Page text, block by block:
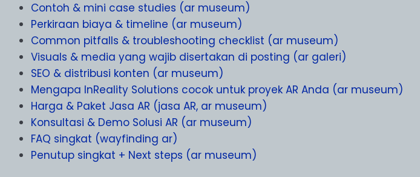
Contoh & mini case studies (ar museum)
Perkiraan biaya & timeline (ar museum)
Common pitfalls & troubleshooting checklist (ar museum)
Visuals & media yang wajib disertakan di posting (ar galeri)
SEO & distribusi konten (ar museum)
Mengapa InReality Solutions cocok untuk proyek AR Anda (ar museum)
Harga & Paket Jasa AR (jasa AR, ar museum)
Konsultasi & Demo Solusi AR (ar museum)
FAQ singkat (wayfinding ar)
Penutup singkat + Next steps (ar museum)